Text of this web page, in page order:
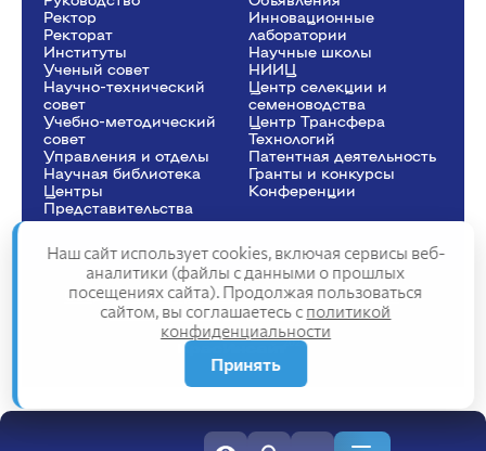
Ректор
Рeкторат
Институты
Ученый совет
Научно-технический
совет
Учебно-методический
совет
Управления и отделы
Научная библиотека
Центры
Представительства
Инновационные
лаборатории
Научные школы
НИИЦ
Центр селекции и
семеноводства
Центр Трансфера
Технологий
Патентная деятельность
Гранты и конкурсы
Конференции
Сведения об образовательной организации
Политика конфиденциальности
Структура сайта
2025
Наш сайт использует cookies, включая сервисы веб-
аналитики (файлы с данными о прошлых
посещениях сайта). Продолжая пользоваться
сайтом, вы соглашаетесь с политикой
конфиденциальности
Принять